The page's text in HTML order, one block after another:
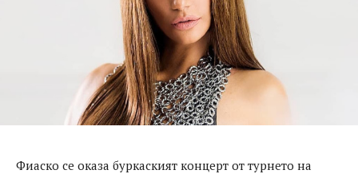
Фиаско се оказа буркаският концерт от турнето на